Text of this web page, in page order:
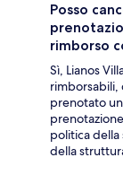
Posso
rimborso
Sì, Lianos
rimborsabili,
prenotato
politica della
della